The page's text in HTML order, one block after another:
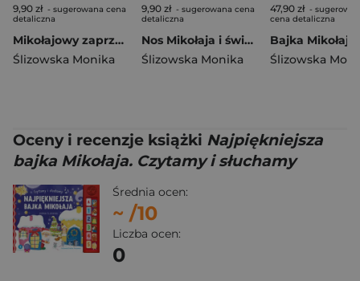
9,90 zł - sugerowana cena
detaliczna
Mikołajowy zaprzęg i przebranie dla osiołka
Ślizowska Monika
9,90 zł - sugerowana cena
detaliczna
Nos Mikołaja i świąteczne sreberko
Ślizowska Monika
47,90 zł -
cena detaliczna
Ślizowska
Oceny i recenzje książki Najpiękniejsza
bajka Mikołaja. Czytamy i słuchamy
Średnia ocen:
~ /10
Liczba ocen:
0